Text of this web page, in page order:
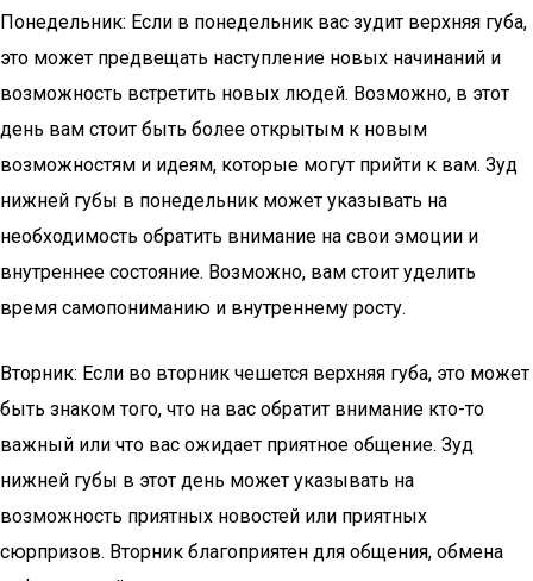
Понедельник: Если в понедельник вас зудит верхняя губа,
это может предвещать наступление новых начинаний и
возможность встретить новых людей. Возможно, в этот
день вам стоит быть более открытым к новым
возможностям и идеям, которые могут прийти к вам. Зуд
нижней губы в понедельник может указывать на
необходимость обратить внимание на свои эмоции и
внутреннее состояние. Возможно, вам стоит уделить
время самопониманию и внутреннему росту.
Вторник: Если во вторник чешется верхняя губа, это может
быть знаком того, что на вас обратит внимание кто-то
важный или что вас ожидает приятное общение. Зуд
нижней губы в этот день может указывать на
возможность приятных новостей или приятных
сюрпризов. Вторник благоприятен для общения, обмена